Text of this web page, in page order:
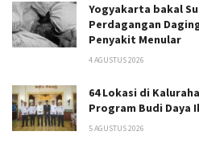
Yogyakarta bakal
Perdagangan
Penyakit Menular
4 AGUSTUS 2026
64 Lokasi di
Program Budi Daya
5 AGUSTUS 2026